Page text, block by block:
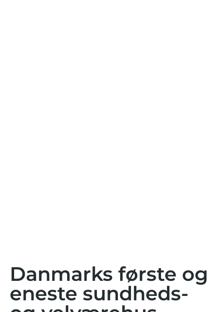
Danmarks første og
eneste sundheds-